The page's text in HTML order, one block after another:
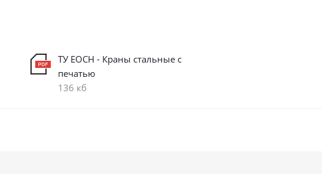
ТУ ЕОСН - Краны стальные с
печатью
136 кб